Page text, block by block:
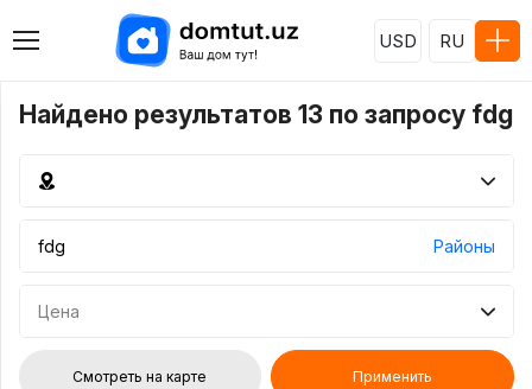
USD RU
Найдено результатов 13 по запросу fdg
Районы
Цена
Смотреть на карте Применить